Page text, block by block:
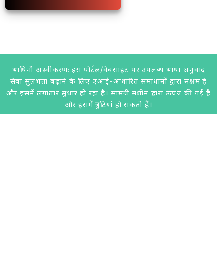
भाषिनी अस्वीकरणः इस पोर्टल/वेबसाइट पर उपलब्ध भाषा अनुवाद
सेवा सुलभता बढ़ाने के लिए एआई-आधारित समाधानों द्वारा सक्षम है
और इसमें लगातार सुधार हो रहा है। सामग्री मशीन द्वारा उत्पन्न की गई है
और इसमें त्रुटियां हो सकती हैं।